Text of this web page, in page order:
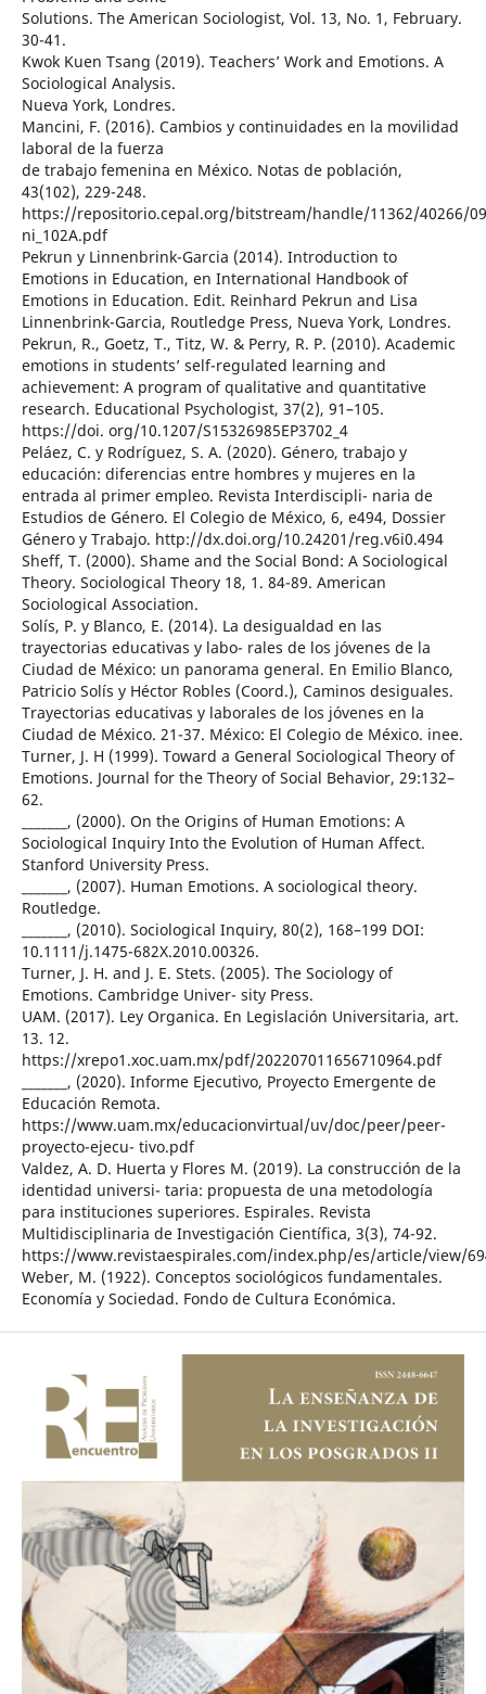
Solutions. The American Sociologist, Vol. 13, No. 1, February.
30-41.
Kwok Kuen Tsang (2019). Teachers’ Work and Emotions. A
Sociological Analysis.
Nueva York, Londres.
Mancini, F. (2016). Cambios y continuidades en la movilidad
laboral de la fuerza
de trabajo femenina en México. Notas de población,
43(102), 229-248.
https://repositorio.cepal.org/bitstream/handle/11362/40266/
ni_102A.pdf
Pekrun y Linnenbrink-Garcia (2014). Introduction to
Emotions in Education, en International Handbook of
Emotions in Education. Edit. Reinhard Pekrun and Lisa
Linnenbrink-Garcia, Routledge Press, Nueva York, Londres.
Pekrun, R., Goetz, T., Titz, W. & Perry, R. P. (2010). Academic
emotions in students’ self-regulated learning and
achievement: A program of qualitative and quantitative
research. Educational Psychologist, 37(2), 91–105.
https://doi. org/10.1207/S15326985EP3702_4
Peláez, C. y Rodríguez, S. A. (2020). Género, trabajo y
educación: diferencias entre hombres y mujeres en la
entrada al primer empleo. Revista Interdiscipli- naria de
Estudios de Género. El Colegio de México, 6, e494, Dossier
Género y Trabajo. http://dx.doi.org/10.24201/reg.v6i0.494
Sheff, T. (2000). Shame and the Social Bond: A Sociological
Theory. Sociological Theory 18, 1. 84-89. American
Sociological Association.
Solís, P. y Blanco, E. (2014). La desigualdad en las
trayectorias educativas y labo- rales de los jóvenes de la
Ciudad de México: un panorama general. En Emilio Blanco,
Patricio Solís y Héctor Robles (Coord.), Caminos desiguales.
Trayectorias educativas y laborales de los jóvenes en la
Ciudad de México. 21-37. México: El Colegio de México. inee.
Turner, J. H (1999). Toward a General Sociological Theory of
Emotions. Journal for the Theory of Social Behavior, 29:132–
62.
_______, (2000). On the Origins of Human Emotions: A
Sociological Inquiry Into the Evolution of Human Affect.
Stanford University Press.
_______, (2007). Human Emotions. A sociological theory.
Routledge.
_______, (2010). Sociological Inquiry, 80(2), 168–199 DOI:
10.1111/j.1475-682X.2010.00326.
Turner, J. H. and J. E. Stets. (2005). The Sociology of
Emotions. Cambridge Univer- sity Press.
UAM. (2017). Ley Organica. En Legislación Universitaria, art.
13. 12.
https://xrepo1.xoc.uam.mx/pdf/202207011656710964.pdf
_______, (2020). Informe Ejecutivo, Proyecto Emergente de
Educación Remota.
https://www.uam.mx/educacionvirtual/uv/doc/peer/peer-
proyecto-ejecu- tivo.pdf
Valdez, A. D. Huerta y Flores M. (2019). La construcción de la
identidad universi- taria: propuesta de una metodología
para instituciones superiores. Espirales. Revista
Multidisciplinaria de Investigación Científica, 3(3), 74-92.
https://www.revistaespirales.com/index.php/es/article/view/
Weber, M. (1922). Conceptos sociológicos fundamentales.
Economía y Sociedad. Fondo de Cultura Económica.